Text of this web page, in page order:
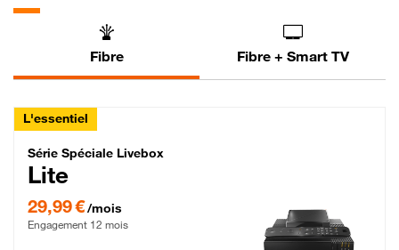
Fibre Fibre + Smart TV
L'essentiel
Série Spéciale Livebox Lite Fibre
Série Spéciale Livebox
Lite
29,99 €/mois
Engagement 12 mois